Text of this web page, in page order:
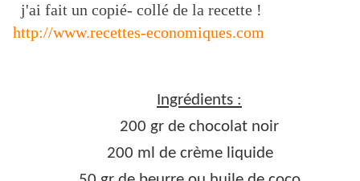
j'ai fait un copié- collé de la recette !
http://www.recettes-economiques.com
Ingrédients :
200 gr de chocolat noir
200 ml de crème liquide